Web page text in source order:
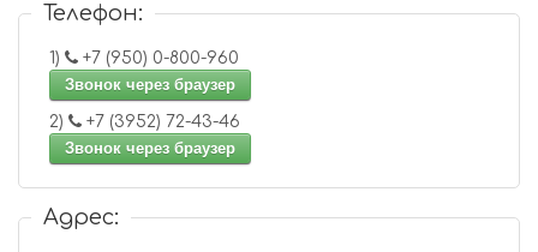
Телефон:
1)
+7 (950) 0-800-960
Звонок через браузер
2)
+7 (3952) 72-43-46
Звонок через браузер
Адрес: